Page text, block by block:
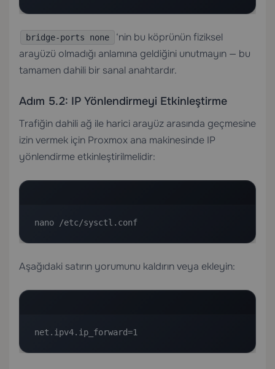
bridge-ports none
‘nin bu köprünün fiziksel
arayüzü olmadığı anlamına geldiğini unutmayın — bu
tamamen dahili bir sanal anahtardır.
Adım 5.2: IP Yönlendirmeyi Etkinleştirme
Trafiğin dahili ağ ile harici arayüz arasında geçmesine
izin vermek için Proxmox ana makinesinde IP
yönlendirme etkinleştirilmelidir:
nano /etc/sysctl.conf
Aşağıdaki satırın yorumunu kaldırın veya ekleyin:
net.ipv4.ip_forward=1